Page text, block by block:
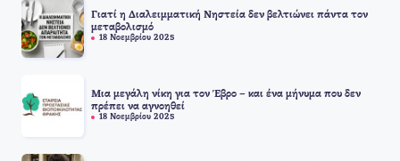
Γιατί η Διαλειμματική Νηστεία δεν βελτιώνει πάντα τον
μεταβολισμό
18 Νοεμβρίου 2025
Μια μεγάλη νίκη για τον Έβρο – και ένα μήνυμα που δεν
πρέπει να αγνοηθεί
18 Νοεμβρίου 2025